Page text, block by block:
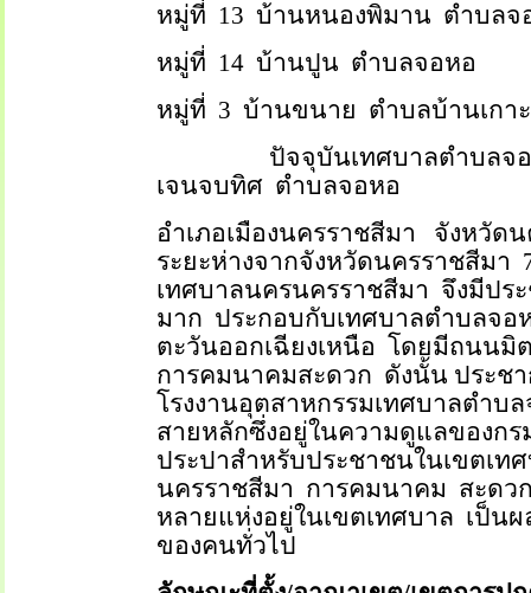
หมู่ที่ 13 บ้านหนองพิมาน ตำบลจ
หมู่ที่ 14 บ้านปูน ตำบลจอหอ
หมู่ที่ 3 บ้านขนาย ตำบลบ้านเกา
ปัจจุบันเทศบาลตำบลจ
เจนจบทิศ ตำบลจอหอ
อำเภอเมืองนครราชสีมา
จังหวัด
ระยะห่างจากจังหวัดนครราชสีมา
เทศบาลนครนครราชสีมา จึงมีปร
มาก ประกอบกับเทศบาลตำบลจอ
ตะวันออกเฉียงเหนือ โดยมีถนนมิ
การคมนาคมสะดวก ดังนั้น ประช
โรงงานอุตสาหกรรมเทศบาลตำ
สายหลักซึ่งอยู่ในความดูแลของก
ประปาสำหรับประชาชนในเขตเท
นครราชสีมา การคมนาคม สะดว
หลายแห่งอยู่ในเขตเทศบาล เป็น
ของคนทั่วไป